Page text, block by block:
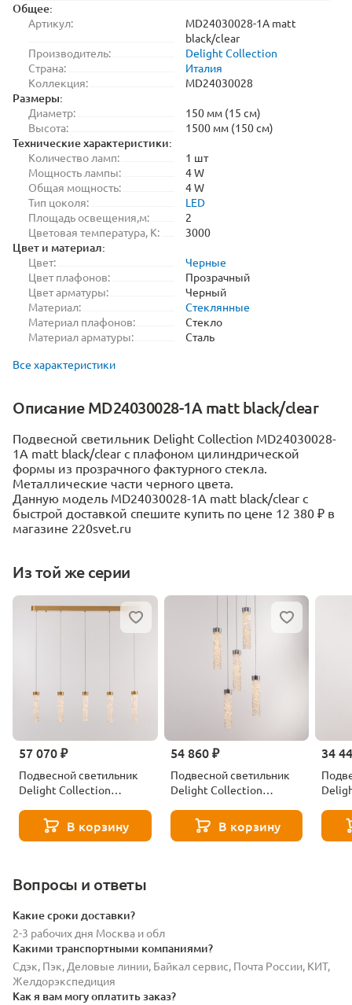
Общее:
Артикул:
MD24030028-1A matt
black/clear
Производитель:
Delight Collection
Страна:
Италия
Коллекция:
MD24030028
Размеры:
Диаметр:
150 мм (15 см)
Высота:
1500 мм (150 см)
Технические характеристики:
Количество ламп:
1 шт
Мощность лампы:
4 W
Общая мощность:
4 W
Тип цоколя:
LED
Площадь освещения,м:
2
Цветовая температура, K:
3000
Цвет и материал:
Цвет:
Черные
Цвет плафонов:
Прозрачный
Цвет арматуры:
Черный
Материал:
Стеклянные
Материал плафонов:
Стекло
Материал арматуры:
Сталь
Все характеристики
Описание MD24030028-1A matt black/clear
Подвесной светильник Delight Collection MD24030028-
1A matt black/clear с плафоном цилиндрической
формы из прозрачного фактурного стекла.
Металлические части черного цвета.
Данную модель MD24030028-1A matt black/clear с
быстрой доставкой спешите купить по цене 12 380 ₽ в
магазине 220svet.ru
Из той же серии
57 070 ₽
Подвесной светильник
Delight Collection
brass/clearВ корзину
54 860 ₽
Подвесной светильник
Delight Collection
chrome/clearВ корзину
34
Вопросы и ответы
Какие сроки доставки?
2-3 рабочих дня Москва и обл
Какими транспортными компаниями?
Сдэк, Пэк, Деловые линии, Байкал сервис, Почта России, КИТ,
Желдорэкспедиция
Как я вам могу оплатить заказ?